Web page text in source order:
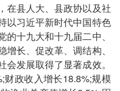
县人大、县政协以及社
以习近平新时代中国特色
十九大和十九届二中、
长、促改革、调结构、
发展取得了显著成效。
政收入增长18.8%;规模